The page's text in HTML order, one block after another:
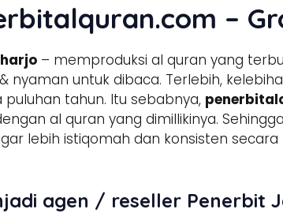
–
– memproduksi al quran yang
nyaman untuk dibaca. Terlebih,
tahun. Itu sebabnya,
al quran yang dimillikinya.
lebih istiqomah dan konsisten
agen / reseller Penerbit